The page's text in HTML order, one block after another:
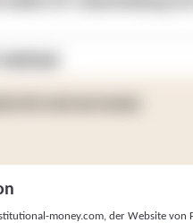
money.com, der Website von